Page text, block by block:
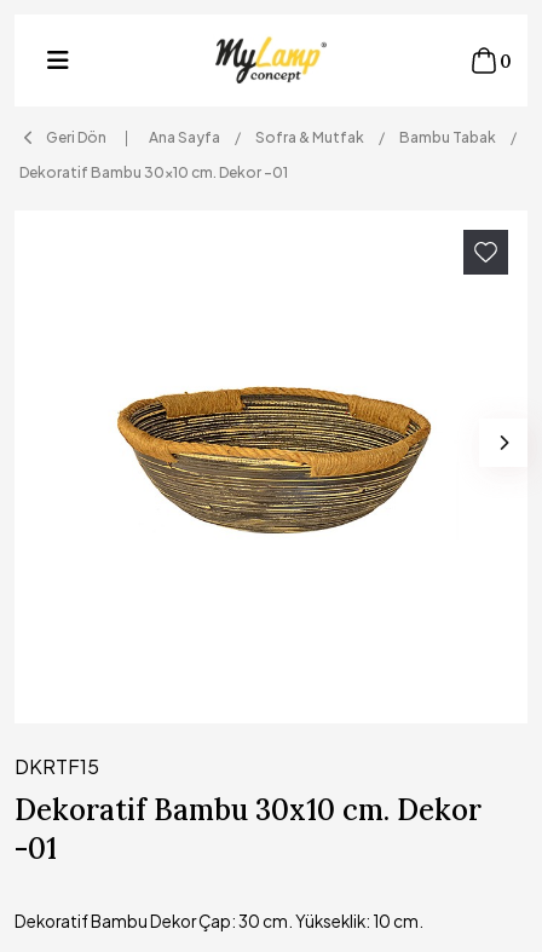
0
Geri Dön Ana Sayfa Sofra & Mutfak
Bambu Tabak
Dekoratif Bambu 30x10 cm. Dekor -01
DKRTF15
Dekoratif Bambu 30x10 cm. Dekor
-01
Dekoratif Bambu Dekor Çap: 30 cm. Yükseklik: 10 cm.